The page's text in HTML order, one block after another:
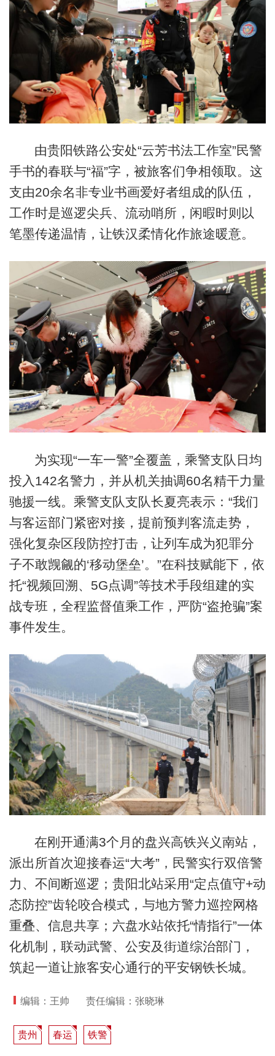
由贵阳铁路公安处“云芳书法工作室”民警
手书的春联与“福”字，被旅客们争相领取。这
支由20余名非专业书画爱好者组成的队伍，
工作时是巡逻尖兵、流动哨所，闲暇时则以
笔墨传递温情，让铁汉柔情化作旅途暖意。
为实现“一车一警”全覆盖，乘警支队日均
投入142名警力，并从机关抽调60名精干力量
驰援一线。乘警支队支队长夏亮表示：“我们
与客运部门紧密对接，提前预判客流走势，
强化复杂区段防控打击，让列车成为犯罪分
子不敢觊觎的‘移动堡垒’。”在科技赋能下，依
托“视频回溯、5G点调”等技术手段组建的实
战专班，全程监督值乘工作，严防“盗抢骗”案
事件发生。
在刚开通满3个月的盘兴高铁兴义南站，
派出所首次迎接春运“大考”，民警实行双倍警
力、不间断巡逻；贵阳北站采用“定点值守+动
态防控”齿轮咬合模式，与地方警力巡控网格
重叠、信息共享；六盘水站依托“情指行”一体
化机制，联动武警、公安及街道综治部门，
筑起一道让旅客安心通行的平安钢铁长城。
编辑：王帅 责任编辑：张晓琳
贵州 春运 铁警